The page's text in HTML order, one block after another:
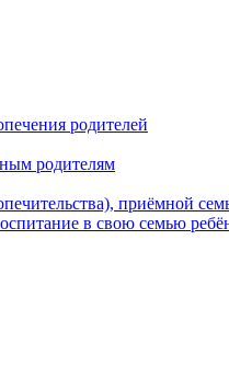
родителей
родителям
приёмной
в свою семью